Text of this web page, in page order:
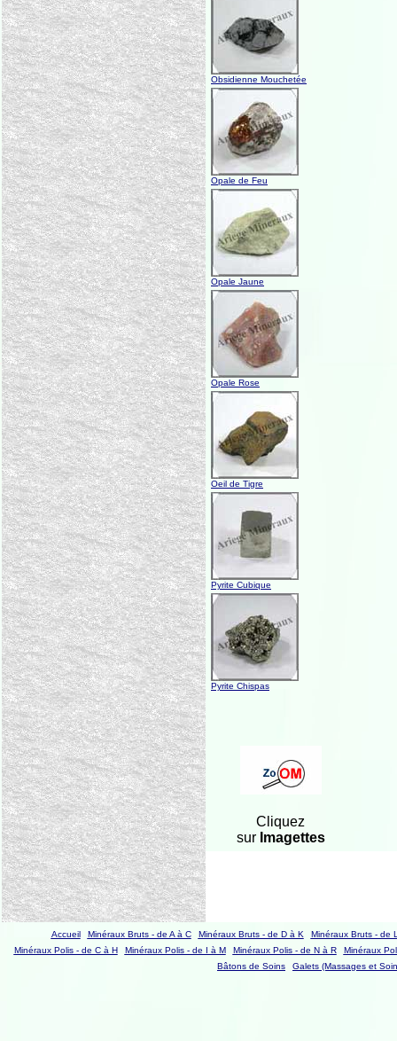
Obsidienne Mouchetée
Opale de Feu
Opale Jaune
Opale Rose
Oeil de Tigre
Pyrite Cubique
Pyrite Chispas
Cliquez
surImagettes
Accueil Minéraux Bruts - de A à C Minéraux Bruts - de D à K
Minéraux Bruts - de
Minéraux Polis - de C à H
Minéraux Polis - de I à M Minéraux Polis - de N à R
Minéraux
Bâtons de Soins
Galets (Massages et